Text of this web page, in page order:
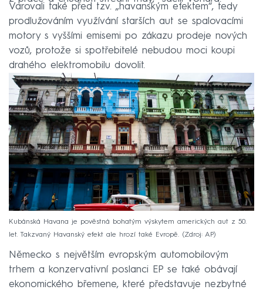
Varovali také před tzv. „havanským efektem“, tedy
prodlužováním využívání starších aut se spalovacími
motory s vyššími emisemi po zákazu prodeje nových
vozů, protože si spotřebitelé nebudou moci koupi
drahého elektromobilu dovolit.
Kubánská Havana je pověstná bohatým výskytem amerických aut z 50.
let. Takzvaný Havanský efekt ale hrozí také Evropě.
Zdroj: AP
Německo s největším evropským automobilovým
trhem a konzervativní poslanci EP se také obávají
ekonomického břemene, které představuje nezbytné